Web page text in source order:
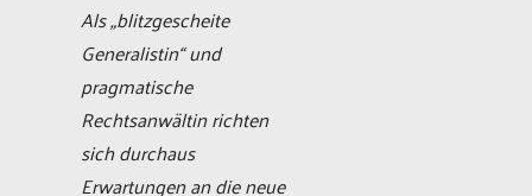
Als „blitzgescheite
Generalistin“ und
pragmatische
Rechtsanwältin richten
sich durchaus
Erwartungen an die neue